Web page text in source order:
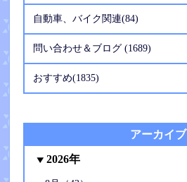
自動車、バイク関連(84)
問い合わせ＆ブログ (1689)
おすすめ(1835)
アーカイブ
2026年